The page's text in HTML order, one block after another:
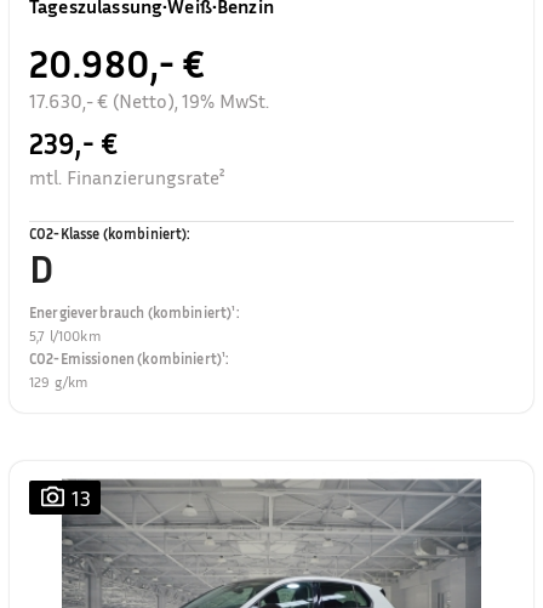
Tageszulassung•Weiß•Benzin
20.980,- €
17.630,- € (Netto), 19% MwSt.
239,- €
mtl. Finanzierungsrate²
CO2-Klasse (kombiniert):
D
Energieverbrauch (kombiniert)¹:
5,7 l/100km
CO2-Emissionen (kombiniert)¹:
129 g/km
13